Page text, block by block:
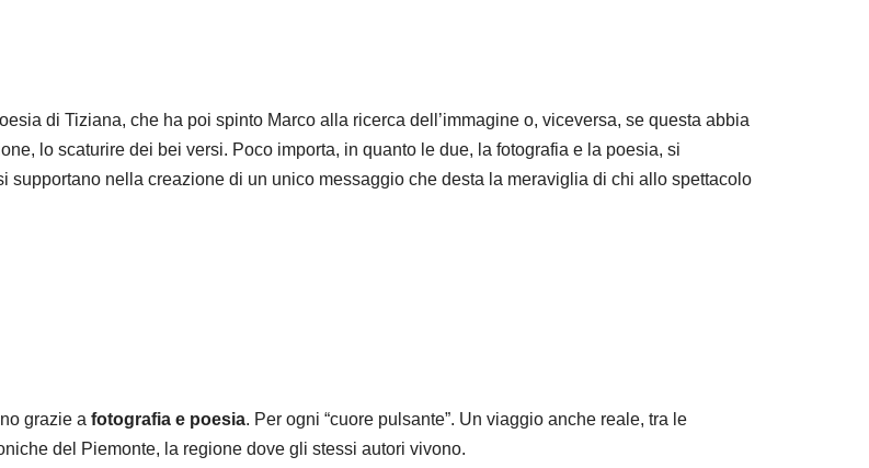
di Tiziana, che ha poi spinto Marco alla ricerca dell’immagine o, viceversa, se questa abbia
lo scaturire dei bei versi. Poco importa, in quanto le due, la fotografia e la poesia, si
supportano nella creazione di un unico messaggio che desta la meraviglia di chi allo spettacolo
grazie a fotografia e poesia. Per ogni “cuore pulsante”. Un viaggio anche reale, tra le
del Piemonte, la regione dove gli stessi autori vivono.